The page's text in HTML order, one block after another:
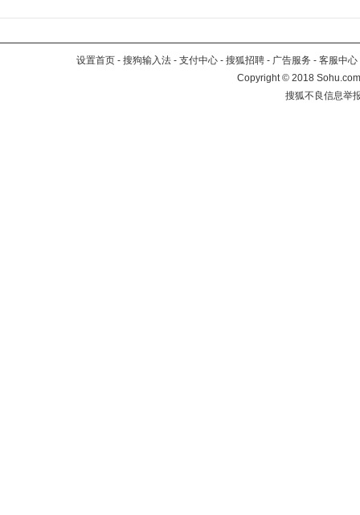
设置首页 - 搜狗输入法 - 支付中心 - 搜狐招聘 - 广告服务 - 客服中心
Copyright©2018
搜狐不良信息举